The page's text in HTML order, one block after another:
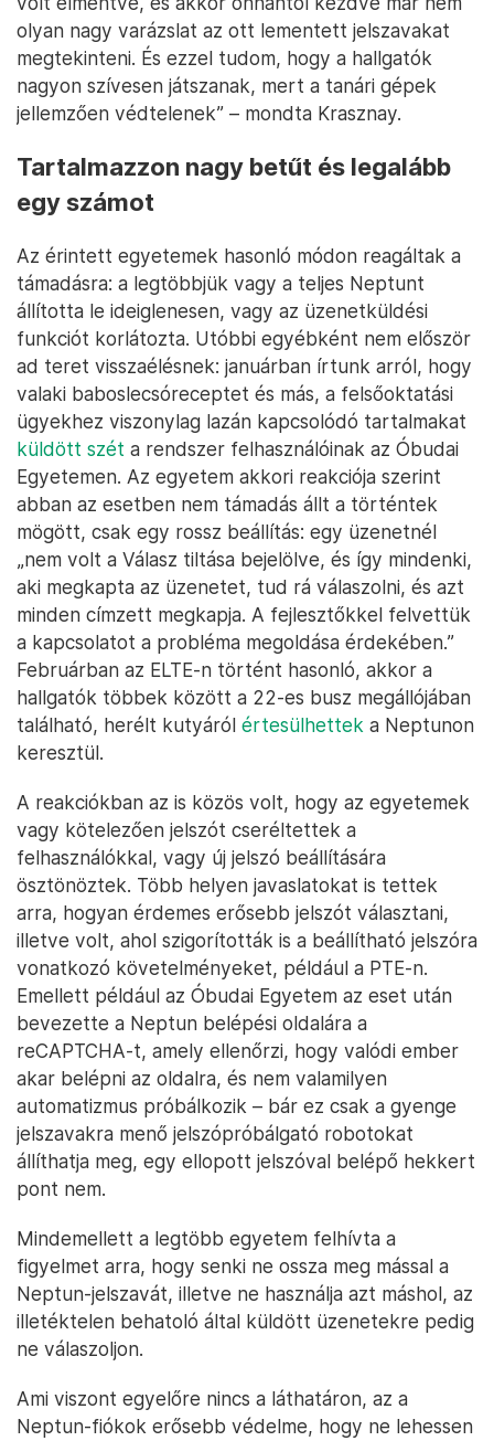
olyan nagy varázslat az ott lementett jelszavakat
megtekinteni. És ezzel tudom, hogy a hallgatók
nagyon szívesen játszanak, mert a tanári gépek
jellemzően védtelenek” – mondta Krasznay.
Tartalmazzon nagy betűt és legalább
egy számot
Az érintett egyetemek hasonló módon reagáltak a
támadásra: a legtöbbjük vagy a teljes Neptunt
állította le ideiglenesen, vagy az üzenetküldési
funkciót korlátozta. Utóbbi egyébként nem először
ad teret visszaélésnek: januárban írtunk arról, hogy
valaki baboslecsóreceptet és más, a felsőoktatási
ügyekhez viszonylag lazán kapcsolódó tartalmakat
küldött szét a rendszer felhasználóinak az Óbudai
Egyetemen. Az egyetem akkori reakciója szerint
abban az esetben nem támadás állt a történtek
mögött, csak egy rossz beállítás: egy üzenetnél
„nem volt a Válasz tiltása bejelölve, és így mindenki,
aki megkapta az üzenetet, tud rá válaszolni, és azt
minden címzett megkapja. A fejlesztőkkel felvettük
a kapcsolatot a probléma megoldása érdekében.”
Februárban az ELTE-n történt hasonló, akkor a
hallgatók többek között a 22-es busz megállójában
található, herélt kutyáról értesülhettek a Neptunon
keresztül.
A reakciókban az is közös volt, hogy az egyetemek
vagy kötelezően jelszót cseréltettek a
felhasználókkal, vagy új jelszó beállítására
ösztönöztek. Több helyen javaslatokat is tettek
arra, hogyan érdemes erősebb jelszót választani,
illetve volt, ahol szigorították is a beállítható jelszóra
vonatkozó követelményeket, például a PTE-n.
Emellett például az Óbudai Egyetem az eset után
bevezette a Neptun belépési oldalára a
reCAPTCHA-t, amely ellenőrzi, hogy valódi ember
akar belépni az oldalra, és nem valamilyen
automatizmus próbálkozik – bár ez csak a gyenge
jelszavakra menő jelszópróbálgató robotokat
állíthatja meg, egy ellopott jelszóval belépő hekkert
pont nem.
Mindemellett a legtöbb egyetem felhívta a
figyelmet arra, hogy senki ne ossza meg mással a
Neptun-jelszavát, illetve ne használja azt máshol, az
illetéktelen behatoló által küldött üzenetekre pedig
ne válaszoljon.
Ami viszont egyelőre nincs a láthatáron, az a
Neptun-fiókok erősebb védelme, hogy ne lehessen